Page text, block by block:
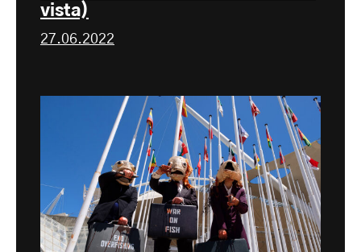
vista)
27.06.2022